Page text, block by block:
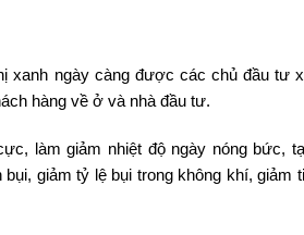
xanh ngày càng được các chủ đầu tư
hàng về ở và nhà đầu tư.
làm giảm nhiệt độ ngày nóng bức,
giảm tỷ lệ bụi trong không khí, giảm